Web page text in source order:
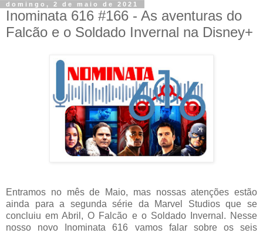
domingo, 2 de maio de 2021
Inominata 616 #166 - As aventuras do
Falcão e o Soldado Invernal na Disney+
Entramos no mês de Maio, mas nossas atenções estão
ainda para a segunda série da Marvel Studios que se
concluiu em Abril, O Falcão e o Soldado Invernal. Nesse
nosso novo Inominata 616 vamos falar sobre os seis